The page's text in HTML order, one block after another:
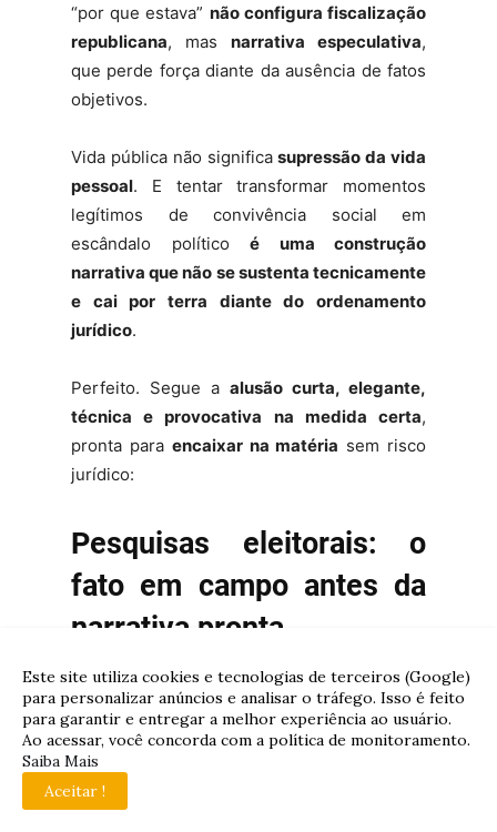
“por que estava” não configura fiscalização
republicana, mas narrativa especulativa,
que perde força diante da ausência de fatos
objetivos.
Vida pública não significasupressão da vida
pessoal. E tentar transformar momentos
legítimos de convivência social em
escândalo político é uma construção
narrativa que não se sustenta tecnicamente
e cai por terra diante do ordenamento
jurídico.
Perfeito. Segue a alusão curta, elegante,
técnica e provocativa na medida certa,
pronta para encaixar na matéria sem risco
jurídico:
Pesquisas eleitorais: o
fato em campo antes da
narrativa pronta
Enquanto narrativas tentam antecipar
conclusões,a realidade está nas ruas . Neste
momento,equipes do Instituto Exatas
realizam pesquisa presencial em todas as
regiões administrativas do Distrito Federal
Este site utiliza cookies e tecnologias de terceiros (Google)
para personalizar anúncios e analisar o tráfego. Isso é feito
para garantir e entregar a melhor experiência ao usuário.
Ao acessar, você concorda com a política de monitoramento.
Saiba Mais
Aceitar !